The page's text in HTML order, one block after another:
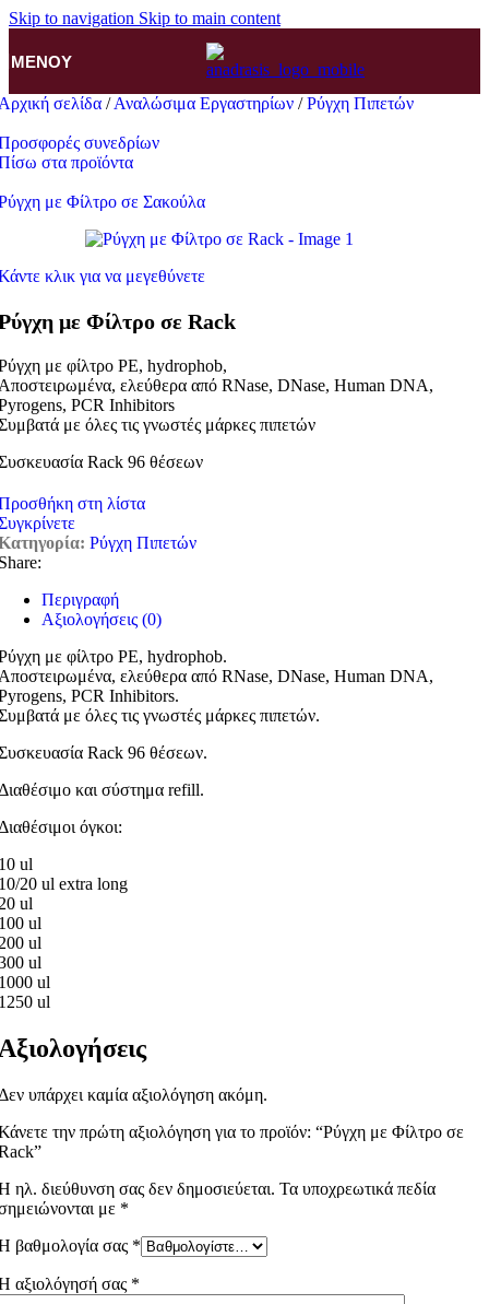
Skip to navigation Skip to main content
ΜΕΝΟΎ
σελίδα / Αναλώσιμα Εργαστηρίων / Ρύγχη Πιπετών
συνεδρίων
στα προϊόντα
με Φίλτρο σε Σακούλα
κλικ για να μεγεθύνετε
με Φίλτρο σε Rack
με φίλτρο PE, hydrophob,
ελεύθερα από RNase, DNase, Human DNA,
PCR Inhibitors
με όλες τις γνωστές μάρκες πιπετών
Rack 96 θέσεων
στη λίστα
Ρύγχη Πιπετών
Περιγραφή
Αξιολογήσεις (0)
με φίλτρο PE, hydrophob.
ελεύθερα από RNase, DNase, Human DNA,
PCR Inhibitors.
με όλες τις γνωστές μάρκες πιπετών.
Rack 96 θέσεων.
και σύστημα refill.
όγκοι:
ul
20 ul extra long
ul
ul
ul
ul
ul
ul
υπάρχει καμία αξιολόγηση ακόμη.
την πρώτη αξιολόγηση για το προϊόν: “Ρύγχη με Φίλτρο σε
ηλ. διεύθυνση σας δεν δημοσιεύεται. Τα υποχρεωτικά πεδία
με *
βαθμολογία σας *
αξιολόγησή σας *